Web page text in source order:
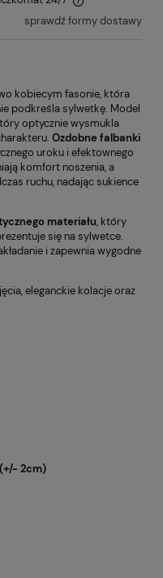
sprawdź formy dostawy
kobiecym fasonie, która
podkreśla sylwetkę. Model
optycznie wysmukla
Ozdobne falbanki
uroku i efektownego
komfort noszenia, a
ruchu, nadając sukience
materiału, który
się na sylwetce.
i zapewnia wygodne
eleganckie kolacje oraz
2cm)